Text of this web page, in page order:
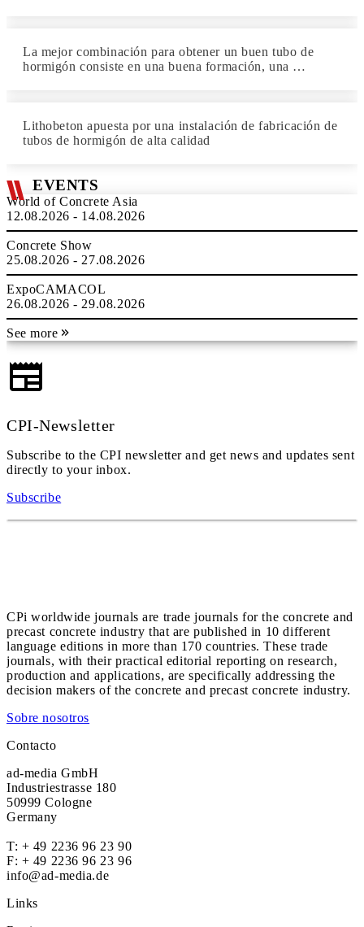
La mejor combinación para obtener un buen tubo de
hormigón consiste en una buena formación, una …
Lithobeton apuesta por una instalación de fabricación de
tubos de hormigón de alta calidad
EVENTS
World of Concrete Asia
12.08.2026 - 14.08.2026
Concrete Show
25.08.2026 - 27.08.2026
ExpoCAMACOL
26.08.2026 - 29.08.2026
See more
CPI-Newsletter
Subscribe to the CPI newsletter and get news and updates sent
directly to your inbox.
Subscribe
CPi worldwide journals are trade journals for the concrete and
precast concrete industry that are published in 10 different
language editions in more than 170 countries. These trade
journals, with their practical editorial reporting on research,
production and applications, are specifically addressing the
decision makers of the concrete and precast concrete industry.
Sobre nosotros
Contacto
ad-media GmbH
Industriestrasse 180
50999 Cologne
Germany
T: + 49 2236 96 23 90
F: + 49 2236 96 23 96
info@ad-media.de
Links